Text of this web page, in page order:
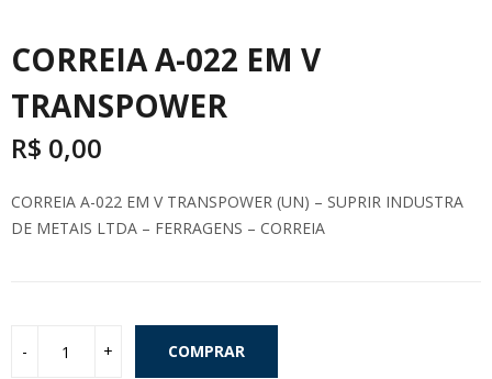
CORREIA A-022 EM V
TRANSPOWER
R$ 0,00
CORREIA A-022 EM V TRANSPOWER (UN) – SUPRIR INDUSTRA
DE METAIS LTDA – FERRAGENS – CORREIA
COMPRAR